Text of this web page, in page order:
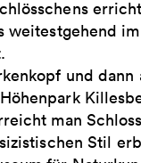
weitestgehend
und dann
man
Stil